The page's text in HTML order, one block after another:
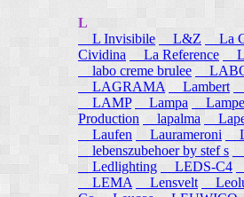
L
L Invisibile
L&Z La
Cividina
La Reference
labo creme brulee
LAGRAMA
Lambert
LAMP
Lampa
Production
lapalma
Laufen
Laurameroni
lebenszubehoer by stef s
Ledlighting
LEDS-C4
LEMA
Lensvelt